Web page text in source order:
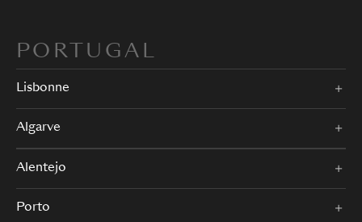
PORTUGAL
Lisbonne
Algarve
Alentejo
Porto